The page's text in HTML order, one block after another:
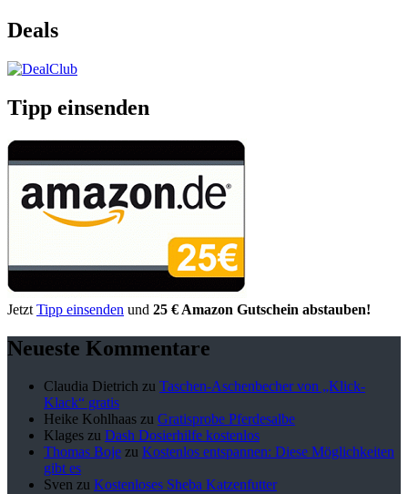
Deals
Tipp einsenden
Jetzt Tipp einsenden und 25 € Amazon Gutschein abstauben!
Neueste Kommentare
Claudia Dietrich zu Taschen-Aschenbecher von „Klick-
Klack“ gratis
Heike Kohlhaas zu Gratisprobe Pferdesalbe
Klages zu Dash Dosierhilfe kostenlos
Thomas Boje zu Kostenlos entspannen: Diese Möglichkeiten
gibt es
Sven zu Kostenloses Sheba Katzenfutter